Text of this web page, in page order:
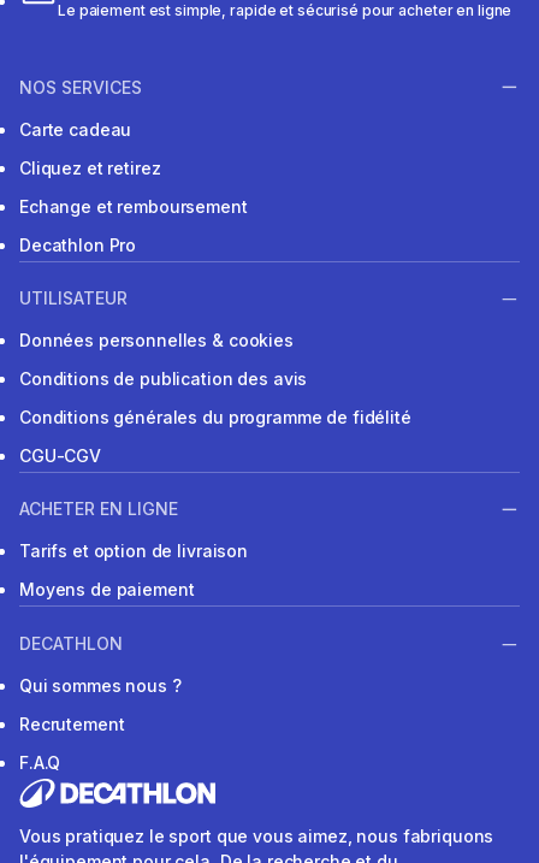
Le paiement est simple, rapide et sécurisé pour acheter en ligne
NOS SERVICES
Carte cadeau
Cliquez et retirez
Echange et remboursement
Decathlon Pro
UTILISATEUR
Données personnelles & cookies
Conditions de publication des avis
Conditions générales du programme de fidélité
CGU-CGV
ACHETER EN LIGNE
Tarifs et option de livraison
Moyens de paiement
DECATHLON
Qui sommes nous ?
Recrutement
F.A.Q
Vous pratiquez le sport que vous aimez, nous fabriquons